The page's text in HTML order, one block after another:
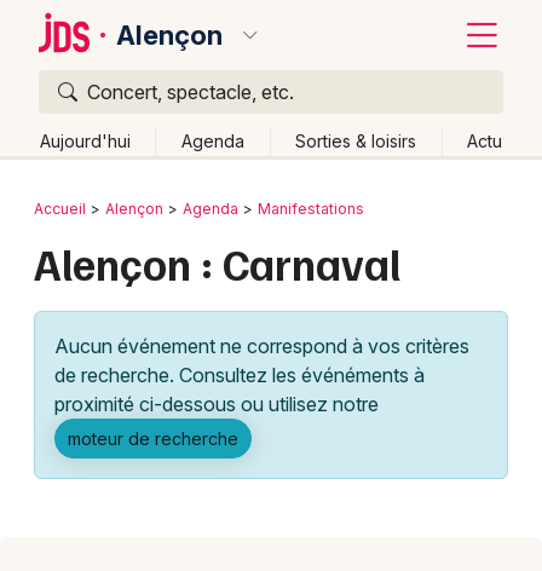
Alençon
Concert, spectacle, etc.
Aujourd'hui Agenda Sorties & loisirs Actu
Publier un événement
Grands événements
Activité & Expérience
Manifestations
Bordeaux
Lille
Lyon
Marseille
Retour
Accueil Alençon Agenda Manifestations
Alençon : Carnaval
Aucun événement ne correspond à vos critères
de recherche. Consultez les événéments à
proximité ci-dessous ou utilisez notre
moteur de recherche
Quoi ?
Où ?
Partout
Près de moi Changer de lieu
Quand ?
Ce week-end